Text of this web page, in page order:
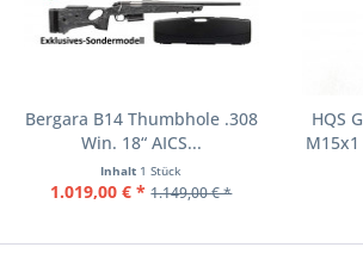
Bergara B14 Thumbhole .308
Win. 18“ AICS...
Inhalt 1 Stück
1.019,00 € * 1.149,00 € *
HQS